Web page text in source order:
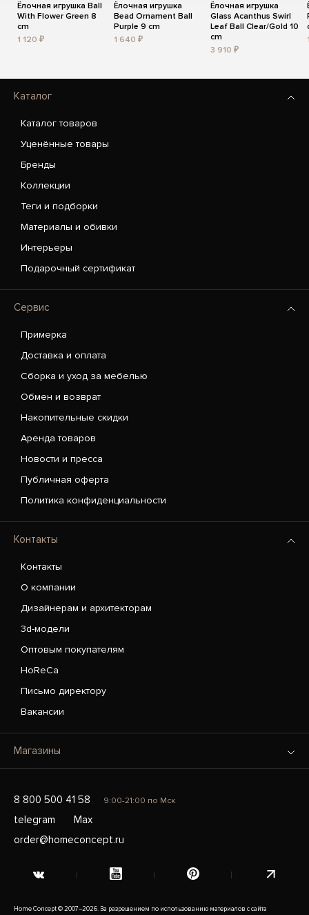
Ёлочная игрушка Ball
With Flower Green 8
cm
1 120 ₽
Ёлочная игрушка
Bead Ornament Ball
Purple 9 cm
1 640 ₽
Ёлочная игрушка
Glass Acanthus Swirl
Leaf Ball Clear/Gold 10
cm
3 910 ₽
Каталог
Каталог товаров
Уценённые товары
Бренды
Коллекции
Теги и подборки
Материалы и обивки
Интерьеры
Подарочный сертификат
Сервис
Примерка
Доставка и оплата
Сборка и уход за мебелью
Обмен и возврат
Накопительные скидки
Аренда товаров
Новости и пресса
Публичная оферта
Политика конфиденциальности
Контакты
Контакты
О компании
Дизайнерам и архитекторам
3d-модели
Оптовым покупателям
HoReCa
Письмо директору
Вакансии
Магазины
8 800 500 41 58 9:00-21:00 по Мск
telegram
Max
order@homeconcept.ru
Home Concept © 2007–2026. За разрешением по использованию материалов с сайта